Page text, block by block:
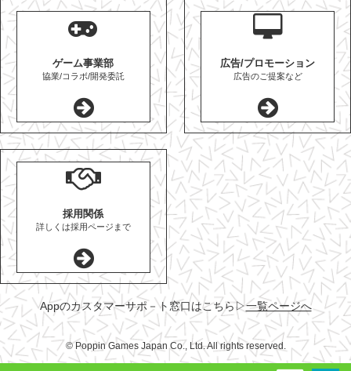
ゲーム事業部
協業/コラボ/開発委託
広告/プロモーション
広告のご提案など
採用関係
詳しくは採用ページまで
Appのカスタマーサポ－ト窓口はこちら▷一覧ページへ
© Poppin Games Japan Co., Ltd. All rights reserved.